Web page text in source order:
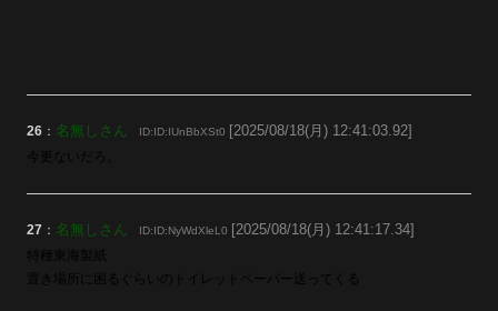
26 ： 名無しさん ID:ID:IUnBbXSt0 [2025/08/18(月) 12:41:03.92]
今更ないだろ。
27 ： 名無しさん ID:ID:NyWdXleL0 [2025/08/18(月) 12:41:17.34]
特種東海製紙
置き場所に困るぐらいのトイレットペーパー送ってくる